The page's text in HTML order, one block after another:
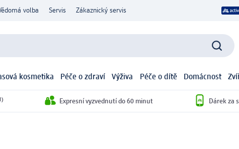
volba Servis Zákaznický servis
kosmetika Péče o zdraví Výživa Péče o dítě Domácnost
Expresní vyzvednutí do 60 minut Dárek za